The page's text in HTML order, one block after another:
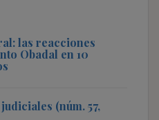
las reacciones
Obadal en 10
(núm. 57,